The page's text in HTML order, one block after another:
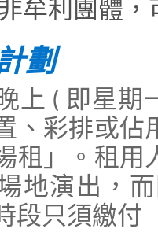
牟利團體，
劃
上 ( 即星期
、彩排或佔
租」。租用
地演出，
段只須繳付